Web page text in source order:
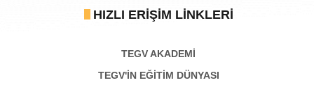
HIZLI ERIŞIM LINKLERI
TEGV AKADEMI
TEGV'İN EĞİTİM DÜNYASI